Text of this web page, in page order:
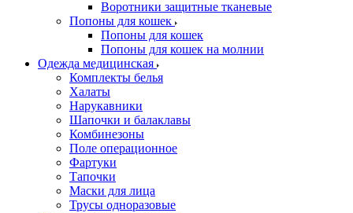
Воротники защитные тканевые
Попоны для кошек
Попоны для кошек
Попоны для кошек на молнии
Одежда медицинская
Комплекты белья
Халаты
Нарукавники
Шапочки и балаклавы
Комбинезоны
Поле операционное
Фартуки
Тапочки
Маски для лица
Трусы одноразовые